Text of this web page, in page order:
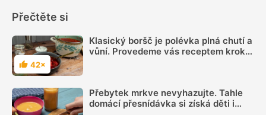
Přečtěte si
Hodnocení
42×
Klasický boršč je polévka plná chutí a
vůní. Provedeme vás receptem krok
Přebytek mrkve nevyhazujte. Tahle
domácí přesnídávka si získá děti i